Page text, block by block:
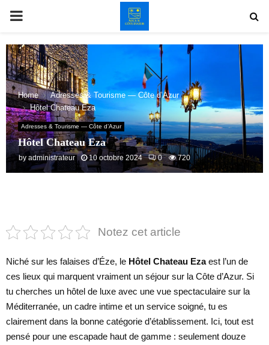
PRIMARY
MENU
Home
Adresses & Tourisme — Côte d’Azur
Hôtel Chateau Eza
Adresses & Tourisme — Côte d’Azur
Hôtel Chateau Eza
by administrateur 10 octobre 2024 0 720
Notez cet article
Niché sur les falaises d’Éze, le Hôtel Chateau Ezaest l’un de
ces lieux qui marquent vraiment un séjour sur la Côte d’Azur. Si
tu cherches un hôtel de luxe avec une vue spectaculaire sur la
Méditerranée, un cadre intime et un service soigné, tu es
clairement dans la bonne catégorie d’établissement. Ici, tout est
pensé pour une escapade haut de gamme : seulement douze